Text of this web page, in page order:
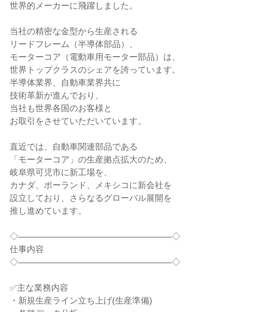
世界的メーカーに飛躍しました。
当社の精密な金型から生産される
リードフレーム（半導体部品）、
モーターコア（電動車用モーター部品）は、
世界トップクラスのシェアを誇っています。
半導体業界、自動車業界共に
技術革新が進んでおり、
当社も世界各国のお客様と
お取引をさせていただいています。
直近では、自動車関連部品である
「モーターコア」の生産拠点拡大のため、
岐阜県可児市に新工場を、
カナダ、ポーランド、メキシコに新会社を
設立しており、さらなるグローバル展開を
推し進めています。
◇――――――――――――――――――◇
仕事内容
◇――――――――――――――――――◇
✅主な業務内容
・新規生産ライン立ち上げ(生産準備)